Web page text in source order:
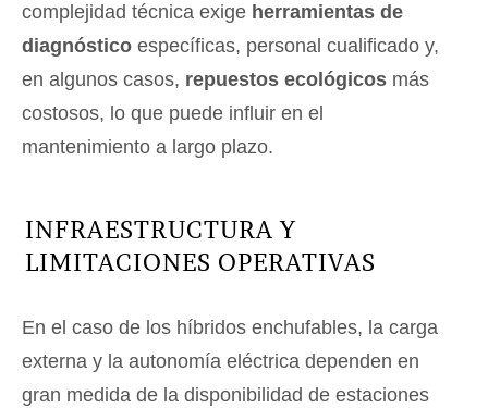
complejidad técnica exige herramientas de
diagnóstico específicas, personal cualificado y,
en algunos casos, repuestos ecológicos más
costosos, lo que puede influir en el
mantenimiento a largo plazo.
INFRAESTRUCTURA Y
LIMITACIONES OPERATIVAS
En el caso de los híbridos enchufables, la carga
externa y la autonomía eléctrica dependen en
gran medida de la disponibilidad de estaciones